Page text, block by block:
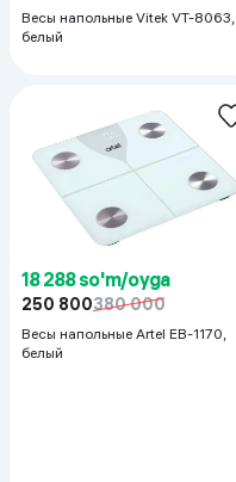
Весы напольные Vitek VT-8063,
белый
18 288 so'm/oyga
250 800380 000
Весы напольные Artel EB-1170,
белый